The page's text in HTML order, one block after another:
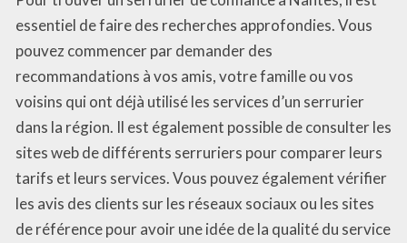
essentiel de faire des recherches approfondies. Vous
pouvez commencer par demander des
recommandations à vos amis, votre famille ou vos
voisins qui ont déjà utilisé les services d’un serrurier
dans la région. Il est également possible de consulter les
sites web de différents serruriers pour comparer leurs
tarifs et leurs services. Vous pouvez également vérifier
les avis des clients sur les réseaux sociaux ou les sites
de référence pour avoir une idée de la qualité du service